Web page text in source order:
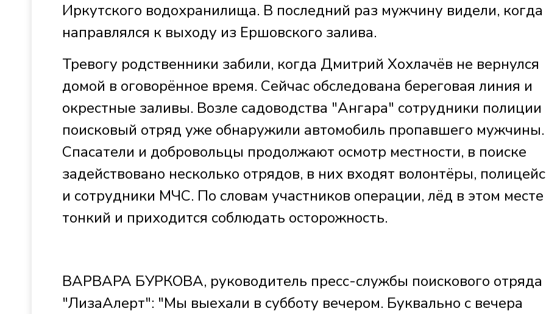
Иркутского водохранилища. В последний раз мужчину видели,
направлялся к выходу из Ершовского залива.
Тревогу родственники забили, когда Дмитрий Хохлачёв не вернулся
домой в оговорённое время. Сейчас обследована береговая линия и
окрестные заливы. Возле садоводства "Ангара" сотрудники полиции
поисковый отряд уже обнаружили автомобиль пропавшего мужчины.
Спасатели и добровольцы продолжают осмотр местности, в поиске
задействовано несколько отрядов, в них входят волонтёры,
и сотрудники МЧС. По словам участников операции, лёд в этом месте
тонкий и приходится соблюдать осторожность.
ВАРВАРА БУРКОВА, руководитель пресс-службы поискового отряда
"ЛизаАлерт": "Мы выехали в субботу вечером. Буквально с вечера